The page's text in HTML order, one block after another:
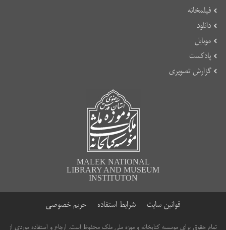
فیلمخانه
دانلود
موبایل
پادکست
گزارش تصویری
MALEK NATIONAL
LIBRARY AND MUSEUM
INSTITUTON
قوانین سایت شرایط استفاده حریم خصوصی
تمام حقوق برای موسسه کتابخانه و موزه ملی ملک محفوظ است. ارجاع و استفاده موردی از